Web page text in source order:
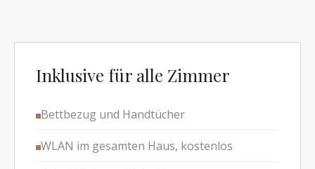
Inklusive für alle Zimmer
Bettbezug und Handtücher
WLAN im gesamten Haus, kostenlos